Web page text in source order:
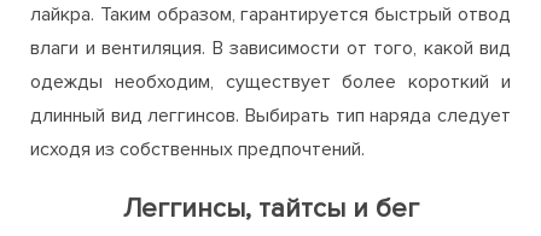
лайкра. Таким образом, гарантируется быстрый отвод
влаги и вентиляция. В зависимости от того, какой вид
одежды необходим, существует более короткий и
длинный вид леггинсов. Выбирать тип наряда следует
исходя из собственных предпочтений.
Леггинсы, тайтсы и бег